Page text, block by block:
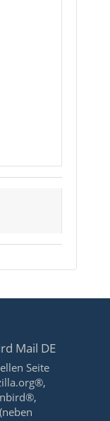
Mail DE
Seite